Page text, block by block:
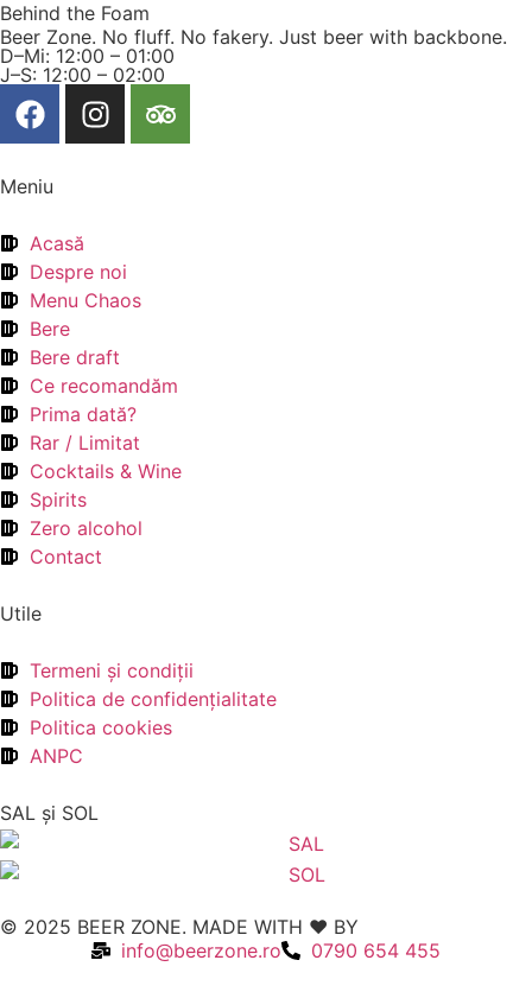
Behind the Foam
Beer Zone. No fluff. No fakery. Just beer with backbone.
D–Mi: 12:00 – 01:00
J–S: 12:00 – 02:00
Meniu
Acasă
Despre noi
Menu Chaos
Bere
Bere draft
Ce recomandăm
Prima dată?
Rar / Limitat
Cocktails & Wine
Spirits
Zero alcohol
Contact
Utile
Termeni şi condiţii
Politica de confidenţialitate
Politica cookies
ANPC
SAL şi SOL
© 2025 BEER ZONE. MADE WITH ❤️ BY
info@beerzone.ro
0790 654 455